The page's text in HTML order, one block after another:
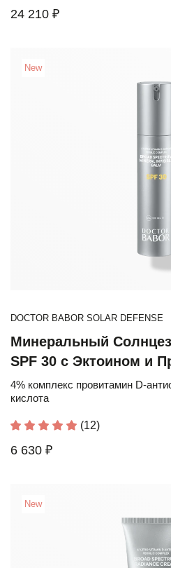
24 210 ₽
New
DOCTOR BABOR SOLAR DEFENSE
Минеральный
SPF 30 с Эктоином и
4% комплекс провитамин D-
кислота
(12)
6 630 ₽
New